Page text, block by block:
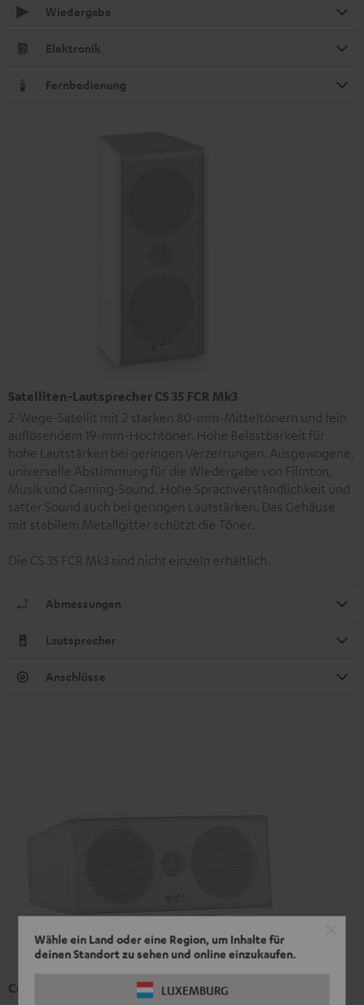
Wähle ein Land oder eine Region, um Inhalte für
deinen Standort zu sehen und online einzukaufen.
LUXEMBURG
Wiedergabe
Elektronik
Fernbedienung
Satelliten-Lautsprecher CS 35 FCR Mk3
2-Wege-Satellit mit 2 starken 80-mm-Mitteltönern und fein
auflösendem 19-mm-Hochtöner. Hohe Belastbarkeit für
hohe Lautstärken bei geringen Verzerrungen. Ausgewogene,
universelle Abstimmung für die Wiedergabe von Filmton,
Musik und Gaming-Sound. Hohe Sprachverständlichkeit und
satter Sound auch bei geringen Lautstärken. Das Gehäuse
mit stabilem Metallgitter schützt die Töner.
Die CS 35 FCR Mk3 sind nicht einzeln erhältlich.
Abmessungen
Lautsprecher
Anschlüsse
Center-Lautsprecher CS 35 C Mk3